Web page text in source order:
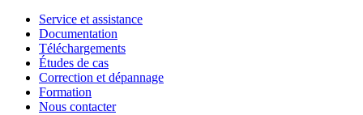
Service et assistance
Documentation
Téléchargements
Études de cas
Correction et dépannage
Formation
Nous contacter